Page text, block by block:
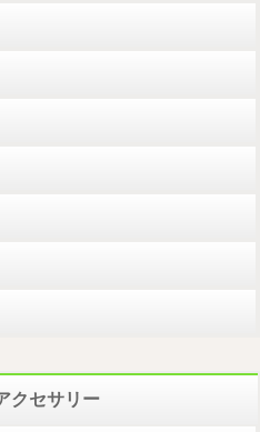
クセサリー